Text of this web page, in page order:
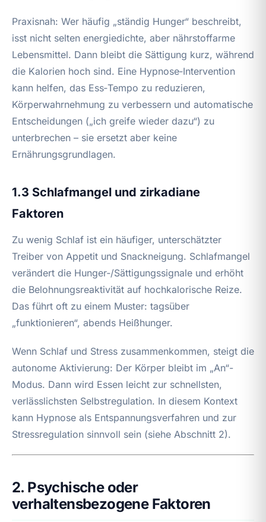
Praxisnah: Wer häufig „ständig Hunger“ beschreibt,
isst nicht selten energiedichte, aber nährstoffarme
Lebensmittel. Dann bleibt die Sättigung kurz, während
die Kalorien hoch sind. Eine Hypnose‑Intervention
kann helfen, das Ess‑Tempo zu reduzieren,
Körperwahrnehmung zu verbessern und automatische
Entscheidungen („ich greife wieder dazu“) zu
unterbrechen – sie ersetzt aber keine
Ernährungsgrundlagen.
1.3 Schlafmangel und zirkadiane
Faktoren
Zu wenig Schlaf ist ein häufiger, unterschätzter
Treiber von Appetit und Snackneigung. Schlafmangel
verändert die Hunger‑/Sättigungssignale und erhöht
die Belohnungsreaktivität auf hochkalorische Reize.
Das führt oft zu einem Muster: tagsüber
„funktionieren“, abends Heißhunger.
Wenn Schlaf und Stress zusammenkommen, steigt die
autonome Aktivierung: Der Körper bleibt im „An“-
Modus. Dann wird Essen leicht zur schnellsten,
verlässlichsten Selbstregulation. In diesem Kontext
kann Hypnose als Entspannungsverfahren und zur
Stressregulation sinnvoll sein (siehe Abschnitt 2).
2. Psychische oder
verhaltensbezogene Faktoren